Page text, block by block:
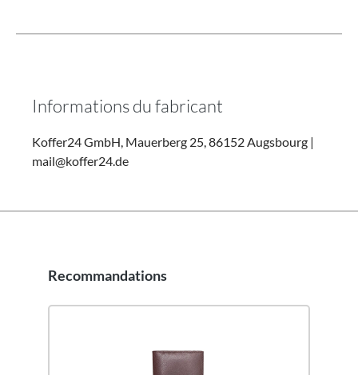
Informations du fabricant
Koffer24 GmbH, Mauerberg 25, 86152 Augsbourg |
mail@koffer24.de
Ignorer la galerie de produits
Recommandations